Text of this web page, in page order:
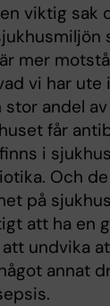
viktig sak
mer
vi har ute
andel
får
i
Och
på
att ha en
att undvika
annat